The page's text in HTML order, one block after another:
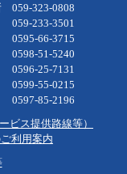
323-0808
233-3501
66-3715
51-5240
25-7131
55-0215
85-2196
ビス提供路線等）
利用案内